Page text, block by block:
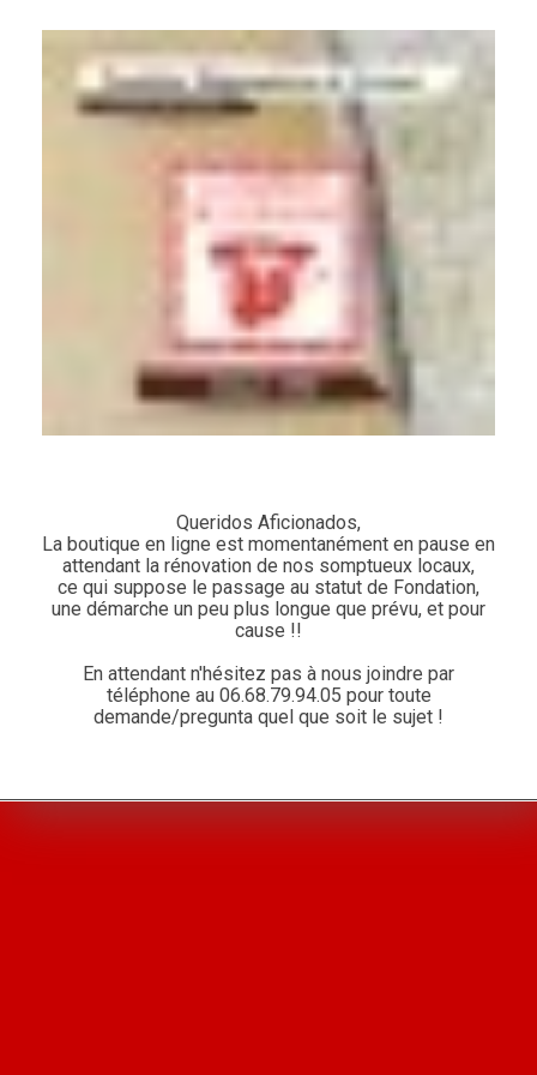
Queridos Aficionados,
La boutique en ligne est momentanément en pause en
attendant la rénovation de nos somptueux locaux,
ce qui suppose le passage au statut de Fondation,
une démarche un peu plus longue que prévu, et pour
cause !!
En attendant n'hésitez pas à nous joindre par
téléphone au 06.68.79.94.05 pour toute
demande/pregunta quel que soit le sujet !